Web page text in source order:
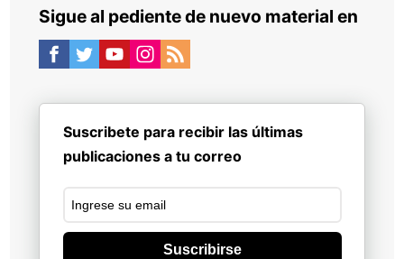
Sigue al pediente de nuevo material en
Suscribete para recibir las últimas
publicaciones a tu correo
Suscribirse